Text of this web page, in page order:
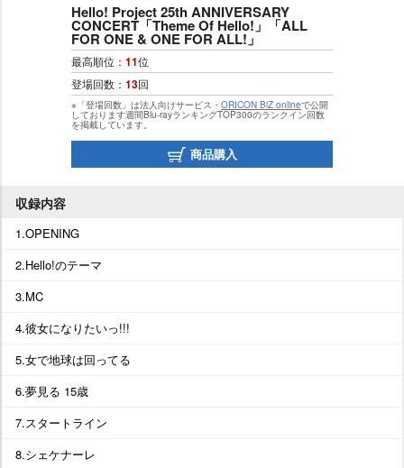
Hello! Project 25th ANNIVERSARY
CONCERT「Theme Of Hello!」「ALL
FOR ONE & ONE FOR ALL!」
最高順位： 11位
登場回数： 13回
※「登場回数」は法人向けサービス・ ORICON BiZ onlineで公開
しております週間Blu-rayランキングTOP300のランクイン回数
を掲載しています。
商品購入
収録内容
1.OPENING
2.Hello!のテーマ
3.MC
4.彼女になりたいっ!!!
5.女で地球は回ってる
6.夢見る 15歳
7.スタートライン
8.シェケナーレ